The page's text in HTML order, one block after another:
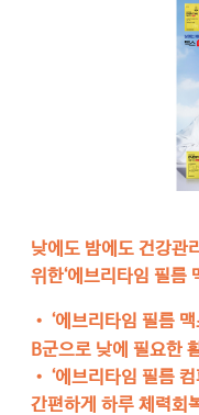
낮에도 밤에도 건강관
위한‘에브리타임 필름
• ‘에브리타임 필름
B군으로 낮에 필요한
• ‘에브리타임 필름
간편하게 하루 체력회